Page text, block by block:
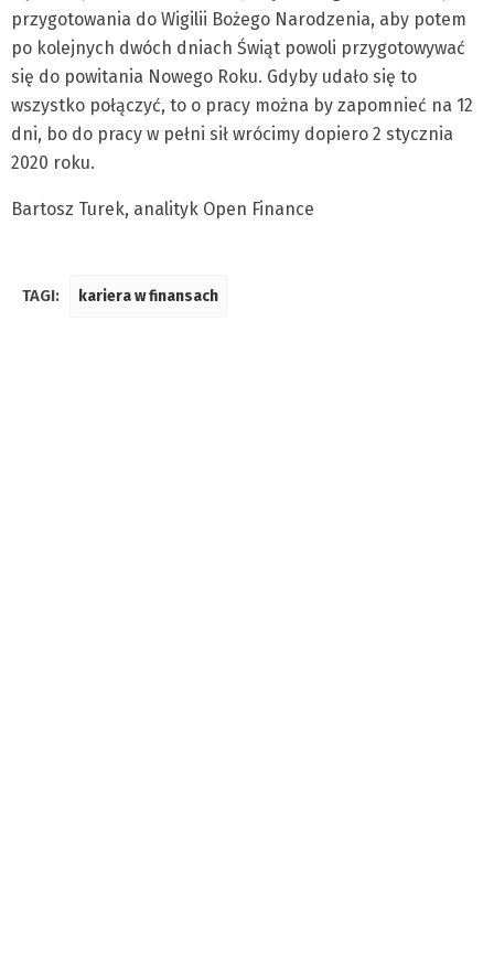
przygotowania do Wigilii Bożego Narodzenia, aby potem
po kolejnych dwóch dniach Świąt powoli przygotowywać
się do powitania Nowego Roku. Gdyby udało się to
wszystko połączyć, to o pracy można by zapomnieć na 12
dni, bo do pracy w pełni sił wrócimy dopiero 2 stycznia
2020 roku.
Bartosz Turek, analityk Open Finance
TAGI: kariera w finansach